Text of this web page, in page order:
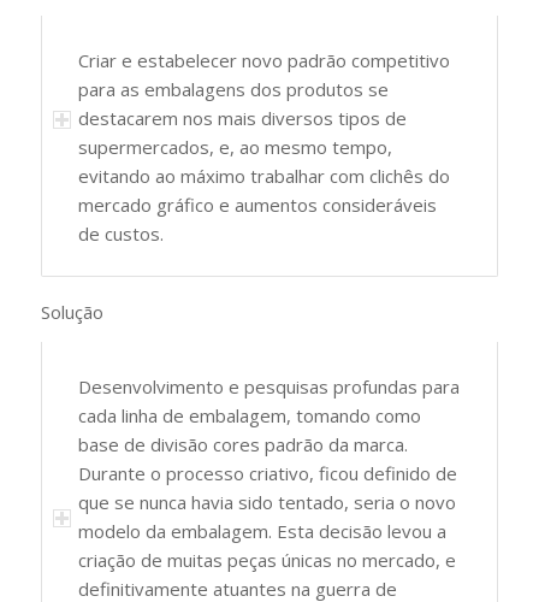
Criar e estabelecer novo padrão competitivo
para as embalagens dos produtos se
destacarem nos mais diversos tipos de
supermercados, e, ao mesmo tempo,
evitando ao máximo trabalhar com clichês do
mercado gráfico e aumentos consideráveis
de custos.
Solução
Desenvolvimento e pesquisas profundas para
cada linha de embalagem, tomando como
base de divisão cores padrão da marca.
Durante o processo criativo, ficou definido de
que se nunca havia sido tentado, seria o novo
modelo da embalagem. Esta decisão levou a
criação de muitas peças únicas no mercado, e
definitivamente atuantes na guerra de